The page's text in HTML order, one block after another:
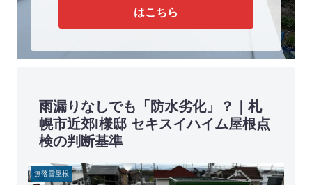
はこちら
雨漏りなしでも「防水劣化」？｜札
幌市近郊I様邸 セキスイハイム屋根点
検の判断基準
無落雪屋根